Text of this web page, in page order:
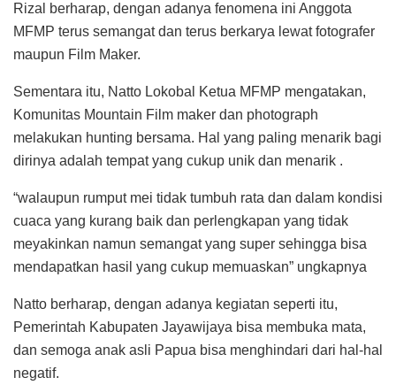
Rizal berharap, dengan adanya fenomena ini Anggota
MFMP terus semangat dan terus berkarya lewat fotografer
maupun Film Maker.
Sementara itu, Natto Lokobal Ketua MFMP mengatakan,
Komunitas Mountain Film maker dan photograph
melakukan hunting bersama. Hal yang paling menarik bagi
dirinya adalah tempat yang cukup unik dan menarik .
“walaupun rumput mei tidak tumbuh rata dan dalam kondisi
cuaca yang kurang baik dan perlengkapan yang tidak
meyakinkan namun semangat yang super sehingga bisa
mendapatkan hasil yang cukup memuaskan” ungkapnya
Natto berharap, dengan adanya kegiatan seperti itu,
Pemerintah Kabupaten Jayawijaya bisa membuka mata,
dan semoga anak asli Papua bisa menghindari dari hal-hal
negatif.